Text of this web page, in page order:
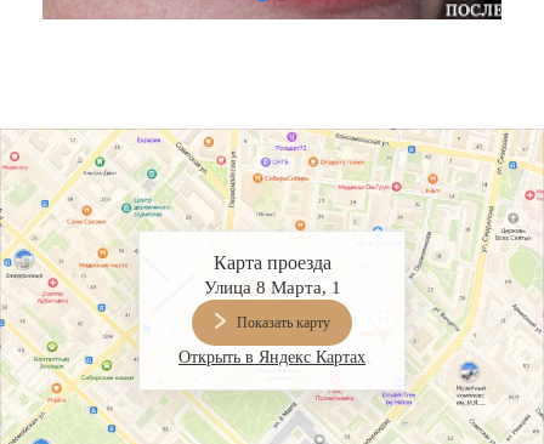
Карта проезда
Улица 8 Марта, 1
Показать карту
Открыть в Яндекс Картах